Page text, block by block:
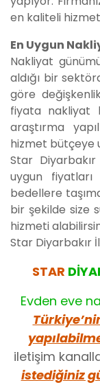
en kaliteli
En Uygun
Nakliyat
aldığı bir
göre
fiyata nakliyat
araştırma
hizmet bütçeye
Star
uygun
bedellere
bir şekilde size
hizmeti
Star Diyarbakır
STAR
Evden eve
iletişim
istediğiniz